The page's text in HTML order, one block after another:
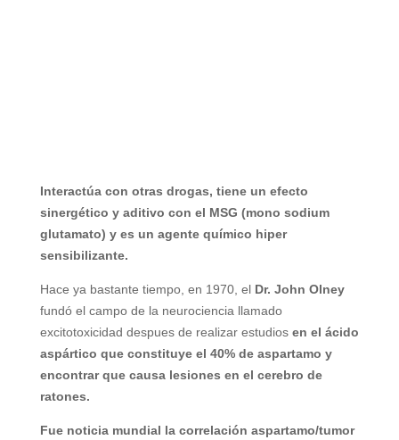
Interactúa con otras drogas, tiene un efecto
sinergético y aditivo con el MSG (mono sodium
glutamato) y es un agente químico hiper
sensibilizante.
Hace ya bastante tiempo, en 1970, el Dr. John Olney
fundó el campo de la neurociencia llamado
excitotoxicidad despues de realizar estudios en el ácido
aspártico que constituye el 40% de aspartamo y
encontrar que causa lesiones en el cerebro de
ratones.
Fue noticia mundial la correlación aspartamo/tumor